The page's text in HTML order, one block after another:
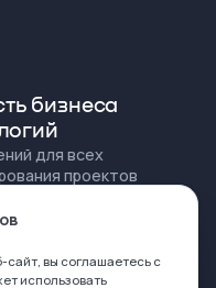
вы соглашаетесь с
использовать
бизнеса
для всех
проектов